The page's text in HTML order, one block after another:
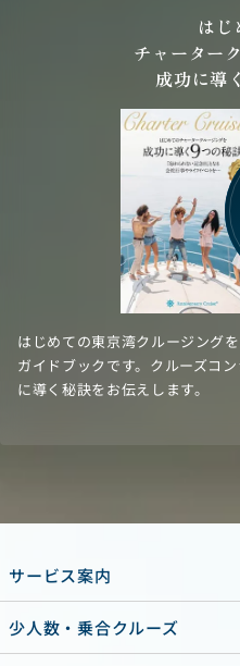
はじ
チャーター
成功に導
はじめての東京湾クルージング
ガイドブックです。クルーズコ
に導く秘訣をお伝えします。
サービス案内
少人数・乗合クルーズ